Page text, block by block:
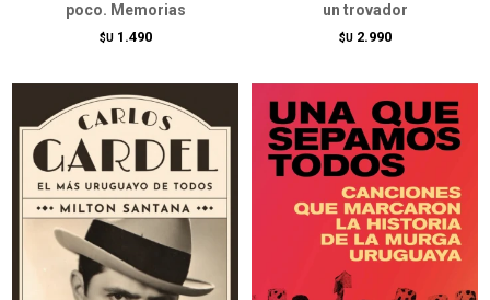
poco. Memorias
$U 1.490
un trovador
$U 2.990